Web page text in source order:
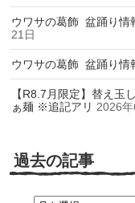
ウワサの葛飾 盆踊り
21日
ウワサの葛飾 盆踊り
【R8.7月限定】替え玉
ぁ麺 ※追記アリ 2026
過去の記事